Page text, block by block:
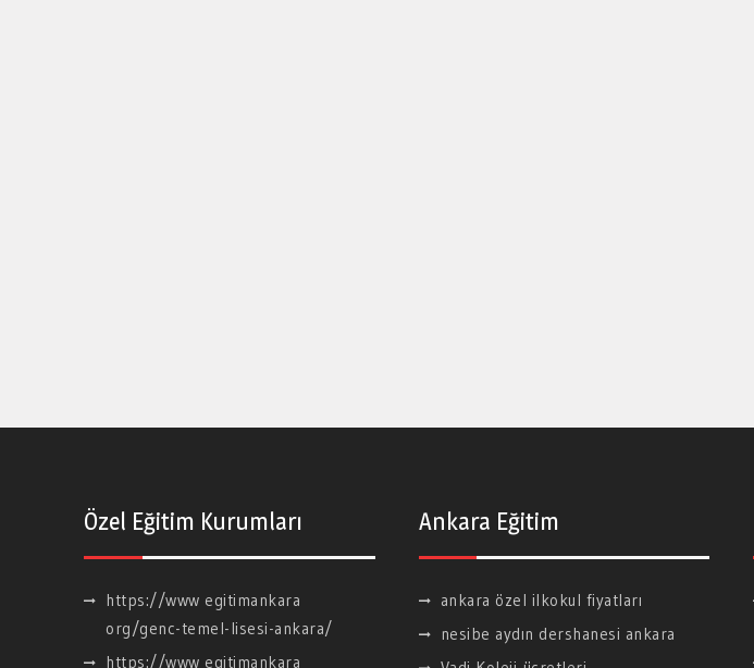
Özel Eğitim Kurumları
https://www egitimankara
org/genc-temel-lisesi-ankara/
https://www egitimankara
Ankara Eğitim
ankara özel ilkokul fiyatları
nesibe aydın dershanesi ankara